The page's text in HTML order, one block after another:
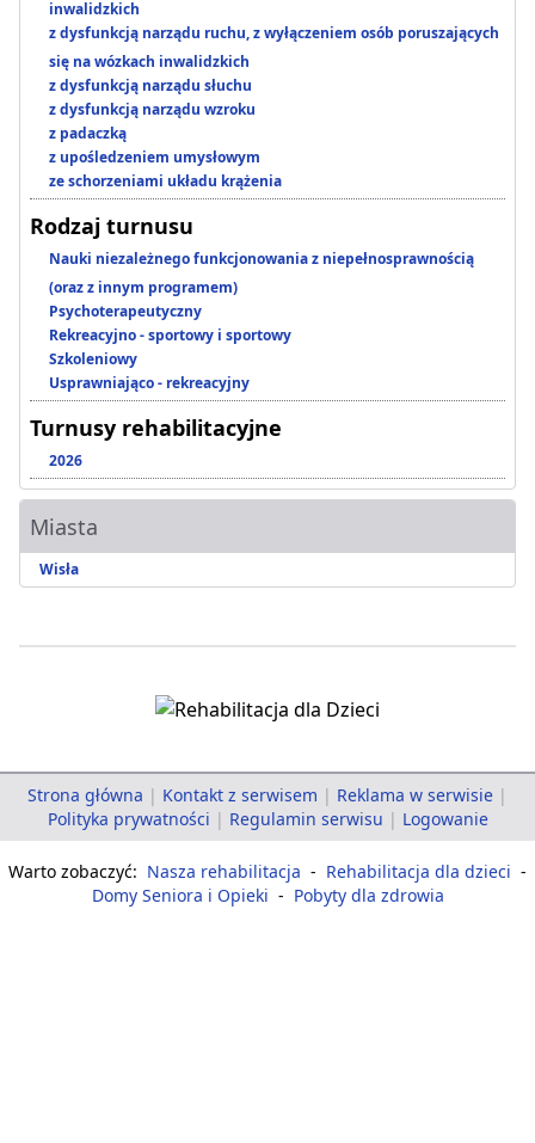
inwalidzkich
z dysfunkcją narządu ruchu, z wyłączeniem osób poruszających
się na wózkach inwalidzkich
z dysfunkcją narządu słuchu
z dysfunkcją narządu wzroku
z padaczką
z upośledzeniem umysłowym
ze schorzeniami układu krążenia
Rodzaj turnusu
Nauki niezależnego funkcjonowania z niepełnosprawnością
(oraz z innym programem)
Psychoterapeutyczny
Rekreacyjno - sportowy i sportowy
Szkoleniowy
Usprawniająco - rekreacyjny
Turnusy rehabilitacyjne
2026
Miasta
Wisła
Strona główna | Kontakt z serwisem | Reklama w serwisie |
Polityka prywatności | Regulamin serwisu | Logowanie
Warto zobaczyć: Nasza rehabilitacja - Rehabilitacja dla dzieci -
Domy Seniora i Opieki - Pobyty dla zdrowia